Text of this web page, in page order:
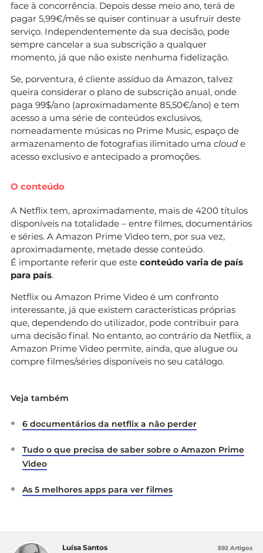
face à concorrência. Depois desse meio ano, terá de
pagar 5,99€/mês se quiser continuar a usufruir deste
serviço. Independentemente da sua decisão, pode
sempre cancelar a sua subscrição a qualquer
momento, já que não existe nenhuma fidelização.
Se, porventura, é cliente assíduo da Amazon, talvez
queira considerar o plano de subscrição anual, onde
paga 99$/ano (aproximadamente 85,50€/ano) e tem
acesso a uma série de conteúdos exclusivos,
nomeadamente músicas no Prime Music, espaço de
armazenamento de fotografias ilimitado uma cloud e
acesso exclusivo e antecipado a promoções.
O conteúdo
A Netflix tem, aproximadamente, mais de 4200 títulos
disponíveis na totalidade – entre filmes, documentários
e séries. A Amazon Prime Video tem, por sua vez,
aproximadamente, metade desse conteúdo.
É importante referir que este conteúdo varia de país
para país.
Netflix ou Amazon Prime Video é um confronto
interessante, já que existem características próprias
que, dependendo do utilizador, pode contribuir para
uma decisão final. No entanto, ao contrário da Netflix, a
Amazon Prime Video permite, ainda, que alugue ou
compre filmes/séries disponíveis no seu catálogo.
Veja também
6 documentários da netflix a não perder
Tudo o que precisa de saber sobre o Amazon Prime
Video
As 5 melhores apps para ver filmes
Luísa Santos 592 Artigos